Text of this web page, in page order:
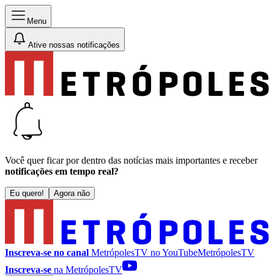
Menu
Ative nossas notificações
Você quer ficar por dentro das notícias mais importantes e receber
notificações em tempo real?
Eu quero! Agora não
Inscreva-se no canal MetrópolesTV noYouTubeMetrópolesTV
Inscreva-se na MetrópolesTV